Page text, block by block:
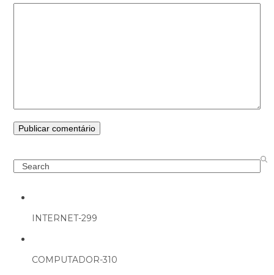
Search
INTERNET-299
COMPUTADOR-310